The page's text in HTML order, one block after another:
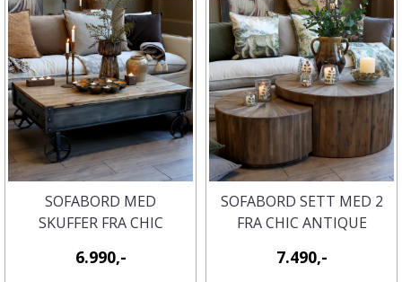
SOFABORD MED
SKUFFER FRA CHIC
6.990,-
SOFABORD SETT MED 2
FRA CHIC ANTIQUE
7.490,-